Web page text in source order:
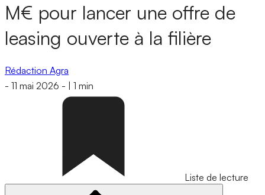
M€ pour lancer une offre de
leasing ouverte à la filière
Rédaction Agra
- 11 mai 2026 - 1 min
Liste de lecture